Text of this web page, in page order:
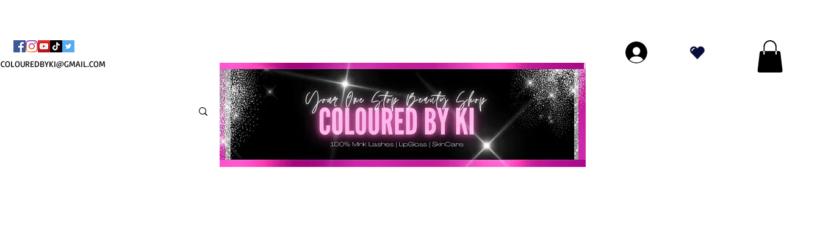
COLOUREDBYKI@GMAIL.COM